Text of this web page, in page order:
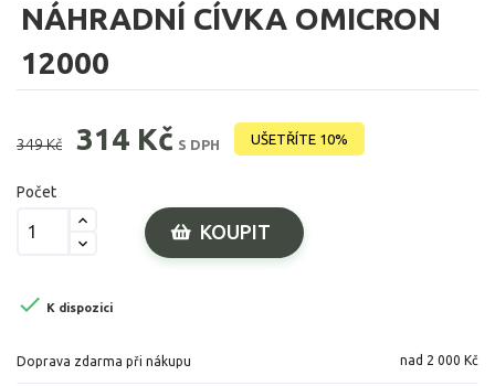
NÁHRADNÍ CÍVKA OMICRON
12000
349 Kč 314 Kč S DPH UŠETŘÍTE 10%
Počet
KOUPIT
 K dispozici
Doprava zdarma při nákupu nad 2 000 Kč